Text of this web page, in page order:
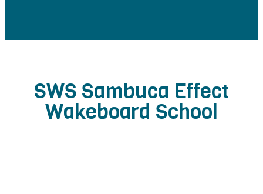
SWS Sambuca Effect
Wakeboard School